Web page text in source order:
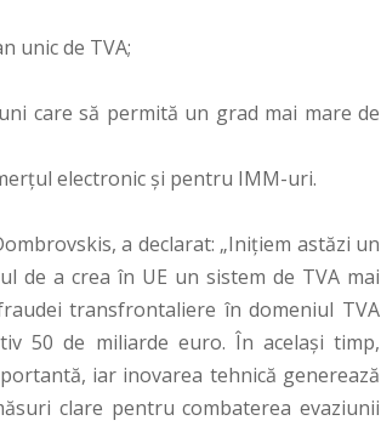
unic de TVA;
care să permită un grad mai mare de
electronic și pentru IMM-uri.
a declarat: „Inițiem astăzi un
de a crea în UE un sistem de TVA mai
transfrontaliere în domeniul TVA
50 de miliarde euro. În același timp,
iar inovarea tehnică generează
clare pentru combaterea evaziunii